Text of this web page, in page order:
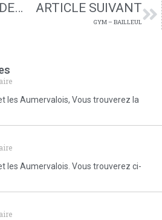
ARTICLE PRÉCÉDENT ARTICLE SUIVANT
GYM – BAILLEUL
les Aumervalois, Vous trouverez la
les Aumervalois. Vous trouverez ci-